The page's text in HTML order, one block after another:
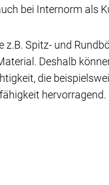
bei Internorm als
Spitz- und
Deshalb
die